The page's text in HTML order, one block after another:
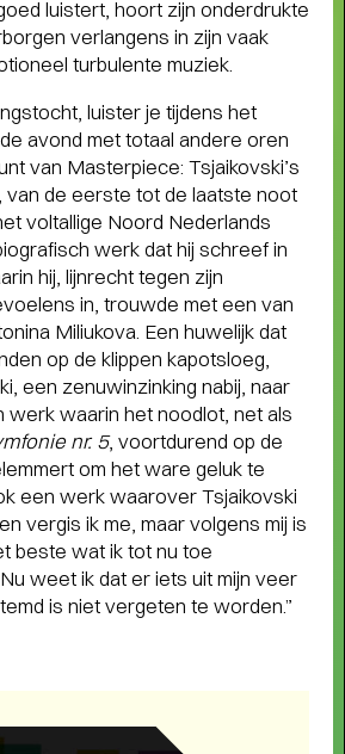
Terugblik
MET FUSE!- Terugblik
Short story
luistert, hoort zijn onderdrukte
verlangens in zijn vaak
turbulente muziek.
luister je tijdens het
avond met totaal andere oren
van Masterpiece: Tsjaikovski’s
, van de eerste tot de laatste noot
voltallige Noord Nederlands
werk dat hij schreef in
hij, lijnrecht tegen zijn
in, trouwde met een van
Miliukova. Een huwelijk dat
op de klippen kapotsloeg,
een zenuwinzinking nabij, naar
werk waarin het noodlot, net als
nr. 5, voortdurend op de
om het ware geluk te
een werk waarover Tsjaikovski
vergis ik me, maar volgens mij is
beste wat ik tot nu toe
weet ik dat er iets uit mijn veer
is niet vergeten te worden.”